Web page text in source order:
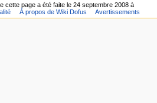
cette page a été faite le 24 septembre 2008 à
À propos de Wiki Dofus Avertissements